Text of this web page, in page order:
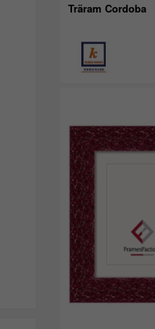
Träram Cordoba